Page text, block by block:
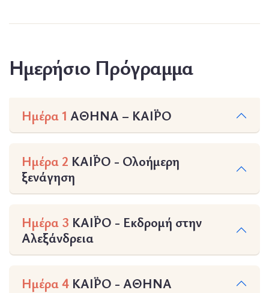
Ημερήσιο Πρόγραμμα
Ημέρα 1 ΑΘΗΝΑ – ΚΑΪΡΟ
Ημέρα 2 ΚΑΪΡΟ - Ολοήμερη
ξενάγηση
Ημέρα 3 ΚΑΪΡΟ - Εκδρομή στην
Αλεξάνδρεια
Ημέρα 4 ΚΑΪΡΟ - ΑΘΗΝΑ